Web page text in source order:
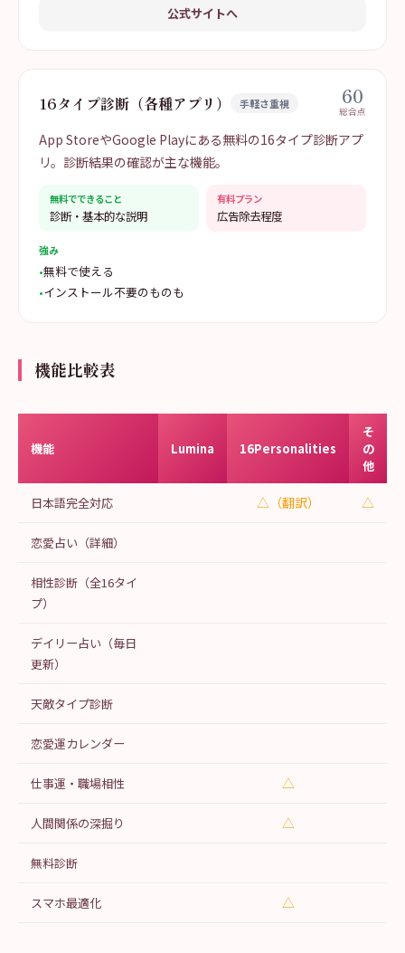
公式サイトへ
16タイプ診断（各種アプリ） 手軽さ重視 60
総合点
App StoreやGoogle Playにある無料の16タイプ診断アプ
リ。診断結果の確認が主な機能。
無料でできること
診断・基本的な説明
有料プラン
広告除去程度
強み
•無料で使える
•インストール不要のものも
機能比較表
機能 Lumina 16Personalities
そ
の
他
日本語完全対応 △（翻訳） △
恋愛占い（詳細）
相性診断（全16タイ
プ）
デイリー占い（毎日
更新）
天敵タイプ診断
恋愛運カレンダー
仕事運・職場相性 △
人間関係の深掘り △
無料診断
スマホ最適化 △